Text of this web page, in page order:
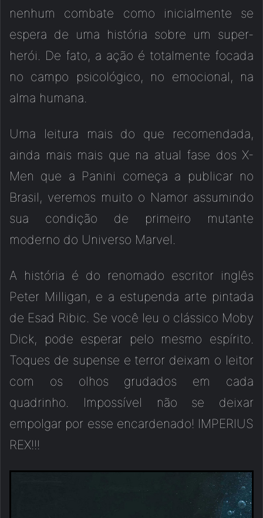
nenhum combate como inicialmente se
espera de uma história sobre um super-
herói. De fato, a ação é totalmente focada
no campo psicológico, no emocional, na
alma humana.
Uma leitura mais do que recomendada,
ainda mais mais que na atual fase dos X-
Men que a Panini começa a publicar no
Brasil, veremos muito o Namor assumindo
sua condição de primeiro mutante
moderno do Universo Marvel.
A história é do renomado escritor inglês
Peter Milligan, e a estupenda arte pintada
de Esad Ribic. Se você leu o clássico Moby
Dick, pode esperar pelo mesmo espírito.
Toques de supense e terror deixam o leitor
com os olhos grudados em cada
quadrinho. Impossível não se deixar
empolgar por esse encardenado! IMPERIUS
REX!!!